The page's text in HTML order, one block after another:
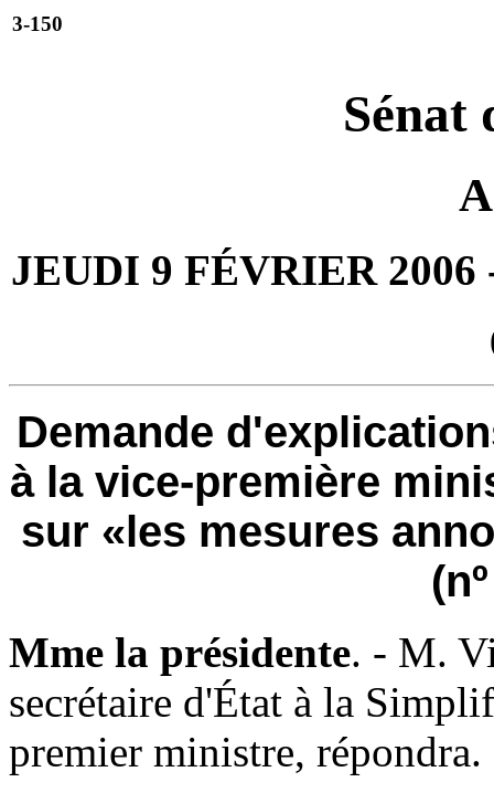
3-150
Sénat
JEUDI 9 FÉVRIER
Demande
à la vice-première
sur «les mesures
Mme la présidente. - M.
secrétaire d'État à la
premier ministre, répondra.